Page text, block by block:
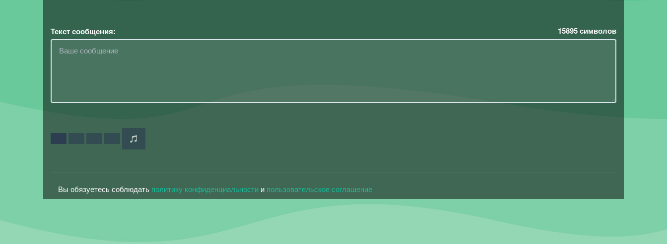
Текст сообщения: 15895символов
Вы обязуетесь соблюдать политику конфиденциальности и пользовательское соглашение